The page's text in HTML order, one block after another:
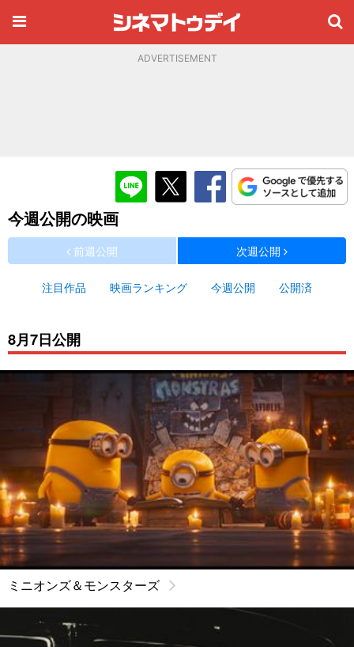
ADVERTISEMENT
今週公開の映画
前週公開 次週公開
注目作品 映画ランキング 今週公開 公開済
8月7日公開
ミニオンズ＆モンスターズ